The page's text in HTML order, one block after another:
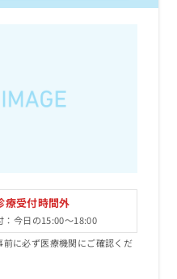
療受付時間外
：今日の15:00～18:00
に必ず医療機関にご確認くだ